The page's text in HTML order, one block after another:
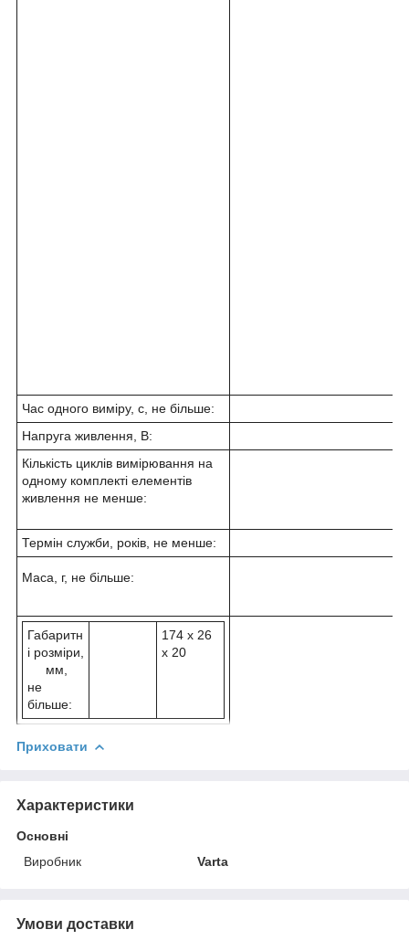
Час одного виміру, с, не більше:
Напруга живлення, В:
Кількість циклів вимірювання на
одному комплекті елементів
живлення не менше:
Термін служби, років, не менше:
Маса, г, не більше:
Габаритн
і розміри,
мм,
не
більше:
174 х 26
х 20
Приховати
Характеристики
Основні
Виробник
Varta
Умови доставки